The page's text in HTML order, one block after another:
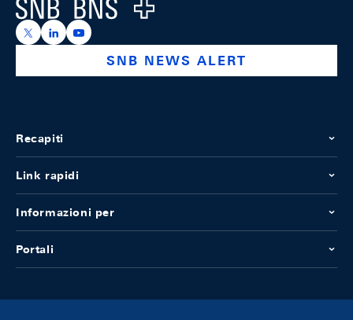
https://x.com/snb_bns
https://ch.linkedin.com/company/swiss-national-
https://www.youtube.com/@swissnationalbank
SNB NEWS ALERT
Recapiti
Link rapidi
Informazioni per
Portali